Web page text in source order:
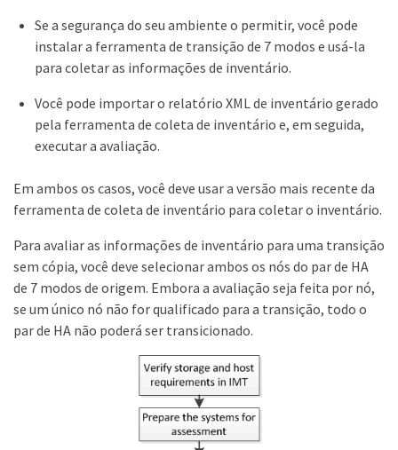
Se a segurança do seu ambiente o permitir, você pode
instalar a ferramenta de transição de 7 modos e usá-la
para coletar as informações de inventário.
Você pode importar o relatório XML de inventário gerado
pela ferramenta de coleta de inventário e, em seguida,
executar a avaliação.
Em ambos os casos, você deve usar a versão mais recente da
ferramenta de coleta de inventário para coletar o inventário.
Para avaliar as informações de inventário para uma transição
sem cópia, você deve selecionar ambos os nós do par de HA
de 7 modos de origem. Embora a avaliação seja feita por nó,
se um único nó não for qualificado para a transição, todo o
par de HA não poderá ser transicionado.